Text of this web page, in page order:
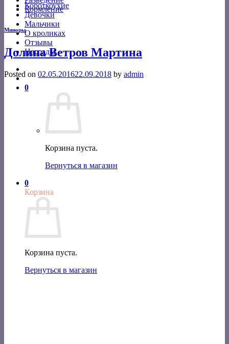
Короткоухие
Девочки
Мальчики
О кроликах
Отзывы
Награды
0
Корзина пуста.
Вернуться в магазин
0
Корзина
Корзина пуста.
Вернуться в магазин
Кормление
Миноры
Долина Ветров Мартина
Posted on 02.05.201622.09.2018 by admin